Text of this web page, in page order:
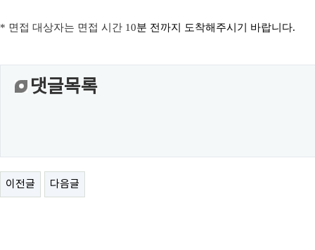
* 면접 대상자는 면접 시간 10분 전까지 도착해주시기 바랍니다.
댓글목록
이전글 다음글